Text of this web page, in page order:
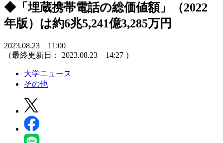
◆「埋蔵携帯電話の総価値額」（2022
年版）は約6兆5,241億3,285万円
2023.08.23 11:00
（最終更新日： 2023.08.23 14:27 ）
大学ニュース
その他